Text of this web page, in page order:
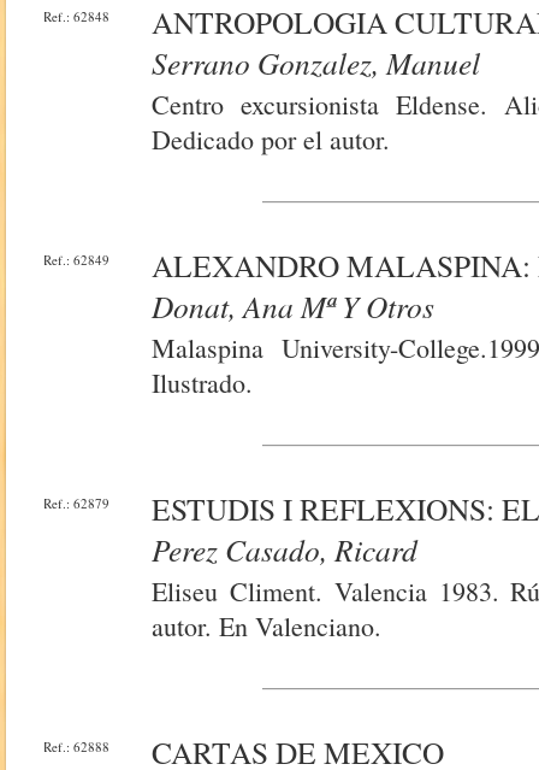
Ref.: 62848
ANTROPOLOGIA
Serrano Gonzalez, Manuel
Centro excursionista Eldense.
Dedicado por el autor.
Ref.: 62849
ALEXANDRO
Donat, Ana Mª Y Otros
Malaspina University-
Ilustrado.
Ref.: 62879
ESTUDIS I REFLEXIONS:
Perez Casado, Ricard
Eliseu Climent. Valencia 1983.
autor. En Valenciano.
Ref.: 62888
CARTAS DE MEXICO